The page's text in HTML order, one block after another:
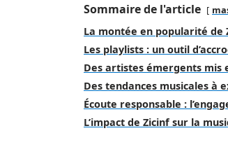
Sommaire de l'article
La montée en popularité de
Les playlists : un outil
Des artistes émergents mis
Des tendances musicales à
Écoute responsable :
L’impact de Zicinf sur la